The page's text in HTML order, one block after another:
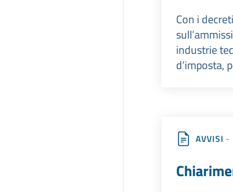
Con i
industrie
d’imposta,
AVVISI -